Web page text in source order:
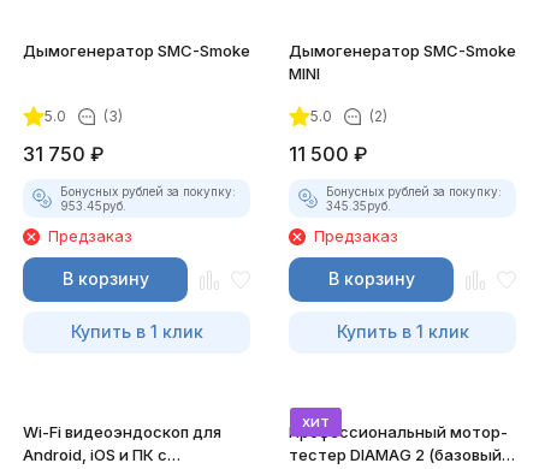
Дымогенератор SMC-Smoke
5.0 (3)
31 750 ₽
Бонусных рублей за покупку:
953.45руб.
Предзаказ
В корзину
Купить в 1 клик
Дымогенератор SMC-Smoke
MINI
5.0 (2)
11 500 ₽
Бонусных рублей за покупку:
345.35руб.
Предзаказ
В корзину
Купить в 1 клик
Wi-Fi видеоэндоскоп для
Android, iOS и ПК с
хит
Профессиональный мотор-
тестер DIAMAG 2 (базовый